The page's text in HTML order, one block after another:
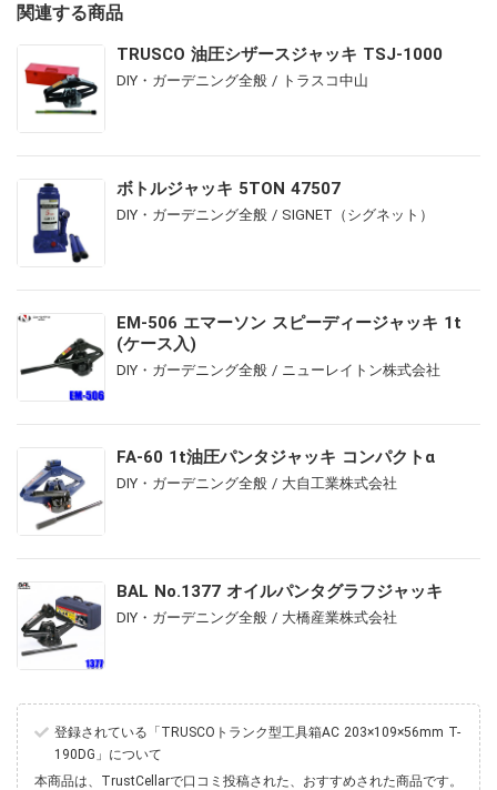
関連する商品
TRUSCO 油圧シザースジャッキ TSJ-1000
DIY・ガーデニング全般 / トラスコ中山
ボトルジャッキ 5TON 47507
DIY・ガーデニング全般 / SIGNET（シグネット）
EM-506 エマーソン スピーディージャッキ 1t
(ケース入)
DIY・ガーデニング全般 / ニューレイトン株式会社
FA-60 1t油圧パンタジャッキ コンパクトα
DIY・ガーデニング全般 / 大自工業株式会社
BAL No.1377 オイルパンタグラフジャッキ
DIY・ガーデニング全般 / 大橋産業株式会社
登録されている「TRUSCOトランク型工具箱AC 203×109×56mm T-
190DG」について
本商品は、TrustCellarで口コミ投稿された、おすすめされた商品です。